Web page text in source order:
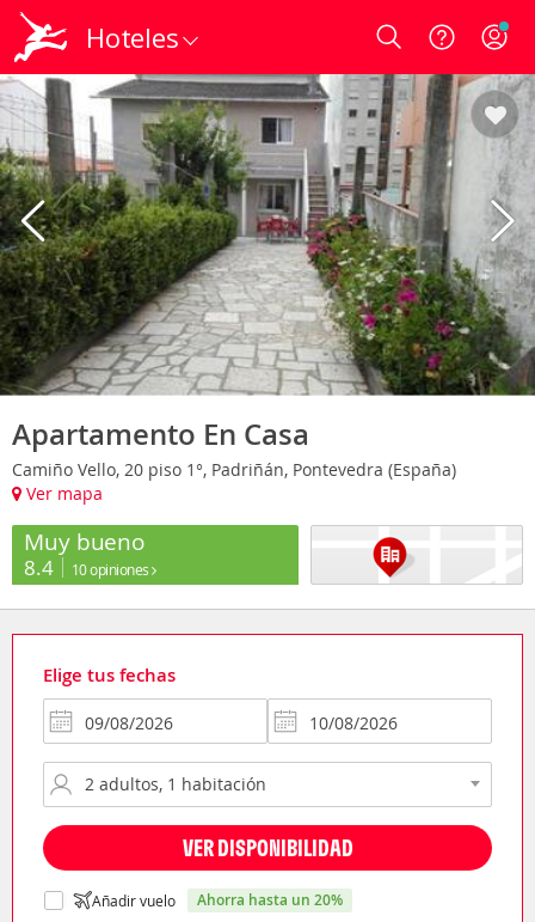
Hoteles Login
Apartamento En Casa
Camiño Vello, 20 piso 1°, Padriñán, Pontevedra (España)
Ver mapa
Muy bueno
8.4 10 opiniones
Elige tus fechas
VER DISPONIBILIDAD
Añadir vuelo ahorra hasta un 20%